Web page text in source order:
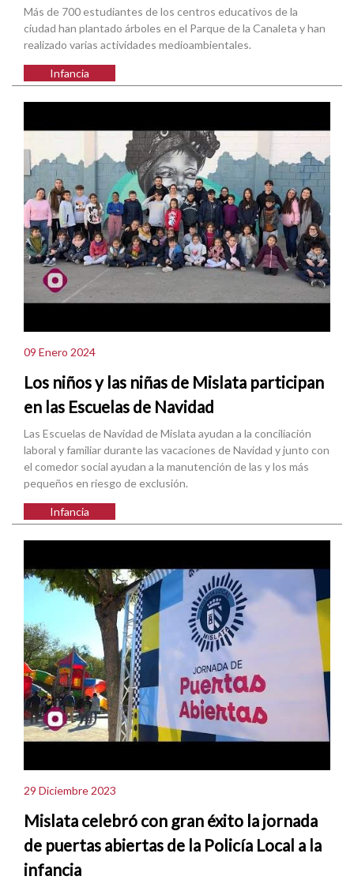
Más de 700 estudiantes de los centros educativos de la
ciudad han plantado árboles en el Parque de la Canaleta y han
realizado varias actividades medioambientales.
Infancia
09 Enero 2024
Los niños y las niñas de Mislata participan
en las Escuelas de Navidad
Las Escuelas de Navidad de Mislata ayudan a la conciliación
laboral y familiar durante las vacaciones de Navidad y junto con
el comedor social ayudan a la manutención de las y los más
pequeños en riesgo de exclusión.
Infancia
29 Diciembre 2023
Mislata celebró con gran éxito la jornada
de puertas abiertas de la Policía Local a la
infancia